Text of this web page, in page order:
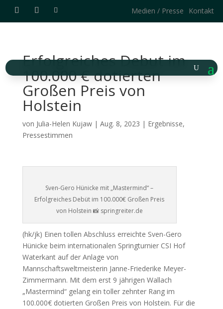
Medien / Presse Kontakt
Erfolgreiches Debut im
100.000 € dotierten
Großen Preis von
Holstein
von Julia-Helen Kujaw| Aug. 8, 2023 | Ergebnisse,
Pressestimmen
Sven-Gero Hünicke mit „Mastermind“ –
Erfolgreiches Debüt im 100.000€ Großen Preis
von Holstein 📸 springreiter.de
(hk/jk) Einen tollen Abschluss erreichte Sven-Gero
Hünicke beim internationalen Springturnier CSI Hof
Waterkant auf der Anlage von
Mannschaftsweltmeisterin Janne-Friederike Meyer-
Zimmermann. Mit dem erst 9 jährigen Wallach
„Mastermind“ gelang ein toller zehnter Rang im
100.000€ dotierten Großen Preis von Holstein. Für die